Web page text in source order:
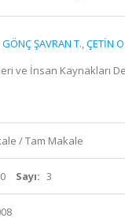
GÖNÇ ŞAVRAN T.,ÇETİN
ve İnsan Kaynakları
/ Tam Makale
Sayı: 3